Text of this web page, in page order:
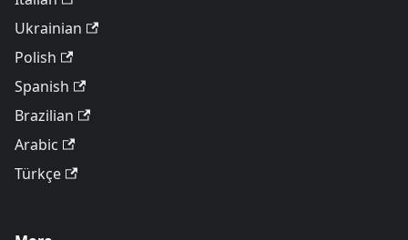
Ukrainian
Polish
Spanish
Brazilian
Arabic
Türkçe